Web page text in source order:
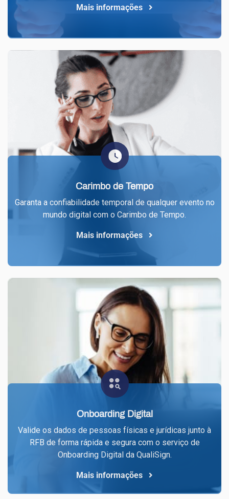
Mais informações
Carimbo de Tempo
Garanta a confiabilidade temporal de qualquer evento no
mundo digital com o Carimbo de Tempo.
Mais informações
Onboarding Digital
Valide os dados de pessoas físicas e jurídicas junto à
RFB de forma rápida e segura com o serviço de
Onboarding Digital da QualiSign.
Mais informações